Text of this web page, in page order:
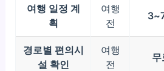
여행 일정 계
획
여행
전
경로별 편의시
설 확인
여행
전
무